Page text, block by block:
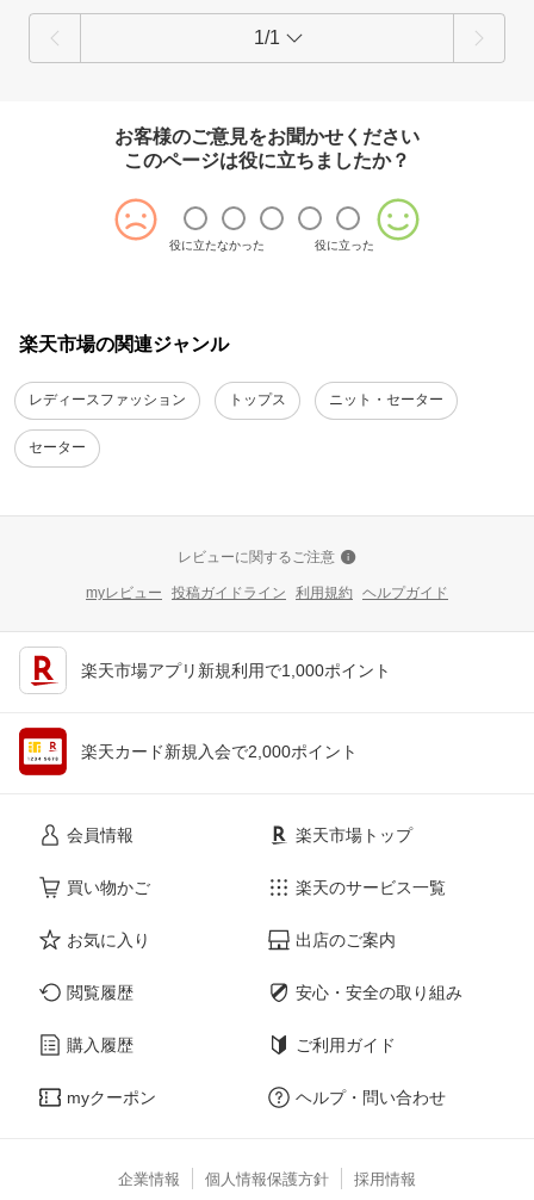
1/1
お客様のご意見をお聞かせください
このページは役に立ちましたか？
役に立たなかった 役に立った
楽天市場の関連ジャンル
レディースファッション トップス ニット・セーター
セーター
レビューに関するご注意
myレビュー 投稿ガイドライン 利用規約 ヘルプガイド
楽天市場アプリ新規利用で1,000ポイント
楽天カード新規入会で2,000ポイント
会員情報
買い物かご
お気に入り
閲覧履歴
購入履歴
myクーポン
楽天市場トップ
楽天のサービス一覧
出店のご案内
安心・安全の取り組み
ご利用ガイド
ヘルプ・問い合わせ
企業情報 個人情報保護方針 採用情報